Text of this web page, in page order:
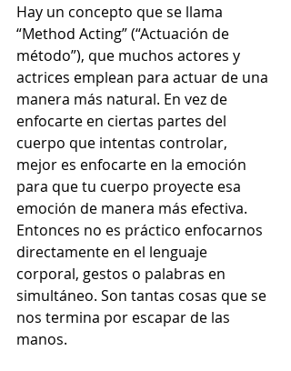
Hay un concepto que se llama
“Method Acting” (“Actuación de
método”), que muchos actores y
actrices emplean para actuar de una
manera más natural. En vez de
enfocarte en ciertas partes del
cuerpo que intentas controlar,
mejor es enfocarte en la emoción
para que tu cuerpo proyecte esa
emoción de manera más efectiva.
Entonces no es práctico enfocarnos
directamente en el lenguaje
corporal, gestos o palabras en
simultáneo. Son tantas cosas que se
nos termina por escapar de las
manos.